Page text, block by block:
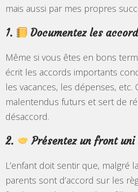
mais aussi par mes propres
1. Documentez les
Même si vous êtes en bons
écrit les accords importants
les vacances, les dépenses, etc.
malentendus futurs et sert de
désaccord.
2. Présentez un front
L’enfant doit sentir que, malgré
parents sont d’accord sur les